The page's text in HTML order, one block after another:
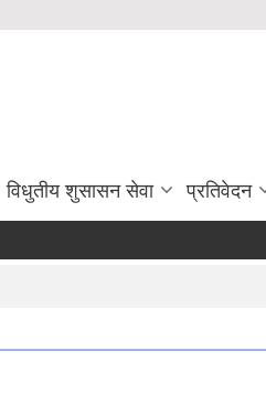
विधुतीय शुसासन सेवा प्रतिवेदन